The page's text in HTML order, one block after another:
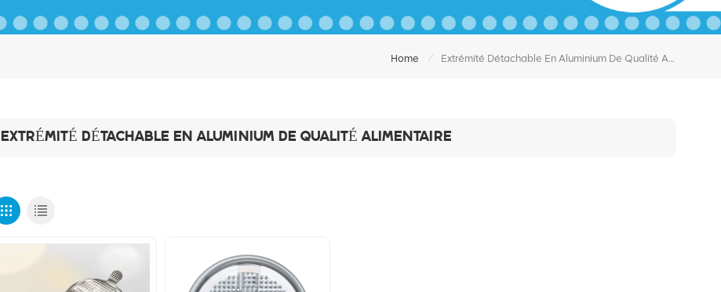
Home / Extrémité Détachable En Aluminium De Qualité Alimentaire
EXTRÉMITÉ DÉTACHABLE EN ALUMINIUM DE QUALITÉ ALIMENTAIRE